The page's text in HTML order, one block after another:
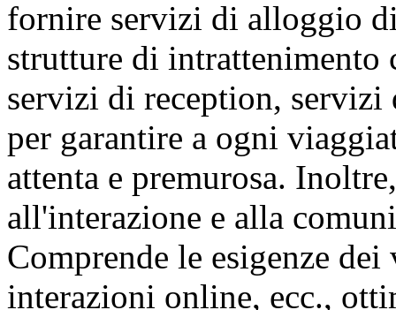
fornire servizi di alloggio
strutture di intrattenimento
servizi di reception,
per garantire a ogni
attenta e premurosa.
all'interazione e alla
Comprende le esigenze
interazioni online, ecc.,